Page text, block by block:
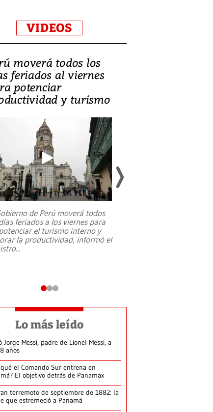
VIDEOS
moverá todos los
feriados al viernes
potenciar
y turismo
de Perú moverá todos
feriados a los viernes para
el turismo interno y
la productividad, informó el
...
Lo más leído
Jorge Messi, padre de Lionel Messi, a
años
qué el Comando Sur entrena en
El objetivo detrás de Panamax
terremoto de septiembre de 1882: la
que estremeció a Panamá